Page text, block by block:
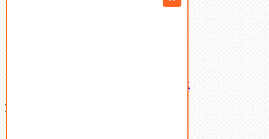
Латунный и бронзовый крепеж
Ваша корзина